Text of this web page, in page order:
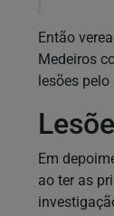
Então
Medeiros
lesões pelo
Em
ao ter as